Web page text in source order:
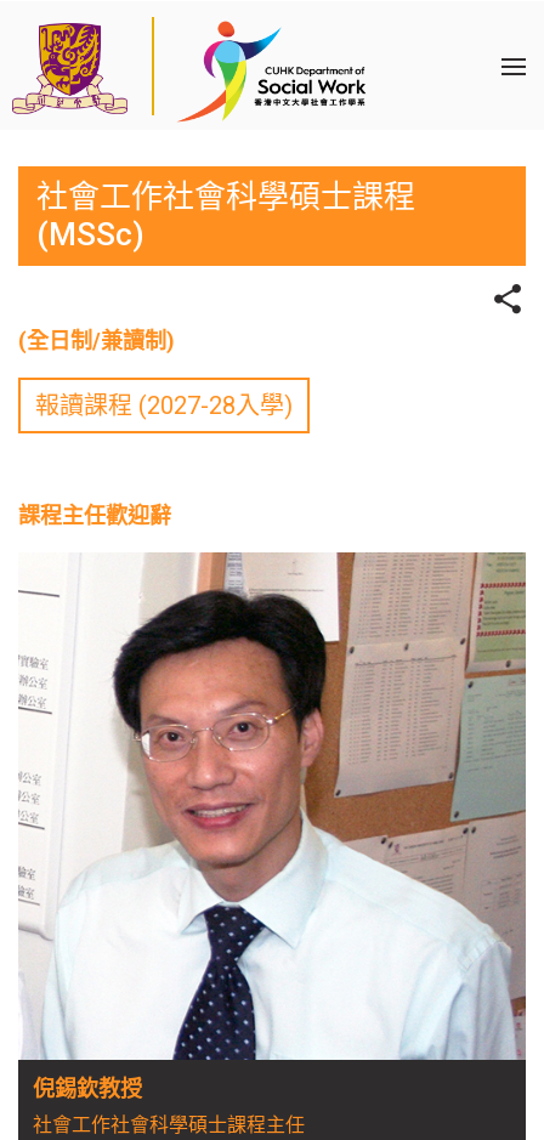
社會工作社會科學碩士課程
(MSSc)
(全日制/兼讀制)
報讀課程 (2027-28入學)
課程主任歡迎辭
倪錫欽教授
社會工作社會科學碩士課程主任